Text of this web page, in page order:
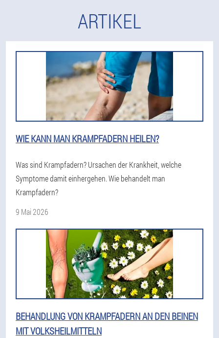
ARTIKEL
WIE KANN MAN KRAMPFADERN HEILEN?
Was sind Krampfadern? Ursachen der Krankheit, welche
Symptome damit einhergehen. Wie behandelt man
Krampfadern?
9 Mai 2026
BEHANDLUNG VON KRAMPFADERN AN DEN BEINEN
MIT VOLKSHEILMITTELN